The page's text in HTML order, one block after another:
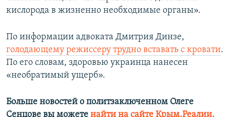
кислорода в жизненно необходимые органы».
По информации адвоката Дмитрия Динзе,
голодающему режиссеру трудно вставать с кровати.
По его словам, здоровью украинца нанесен
«необратимый ущерб».
Больше новостей о политзаключенном Олеге
Сенцове вы можете найти на сайте Крым.Реалии.